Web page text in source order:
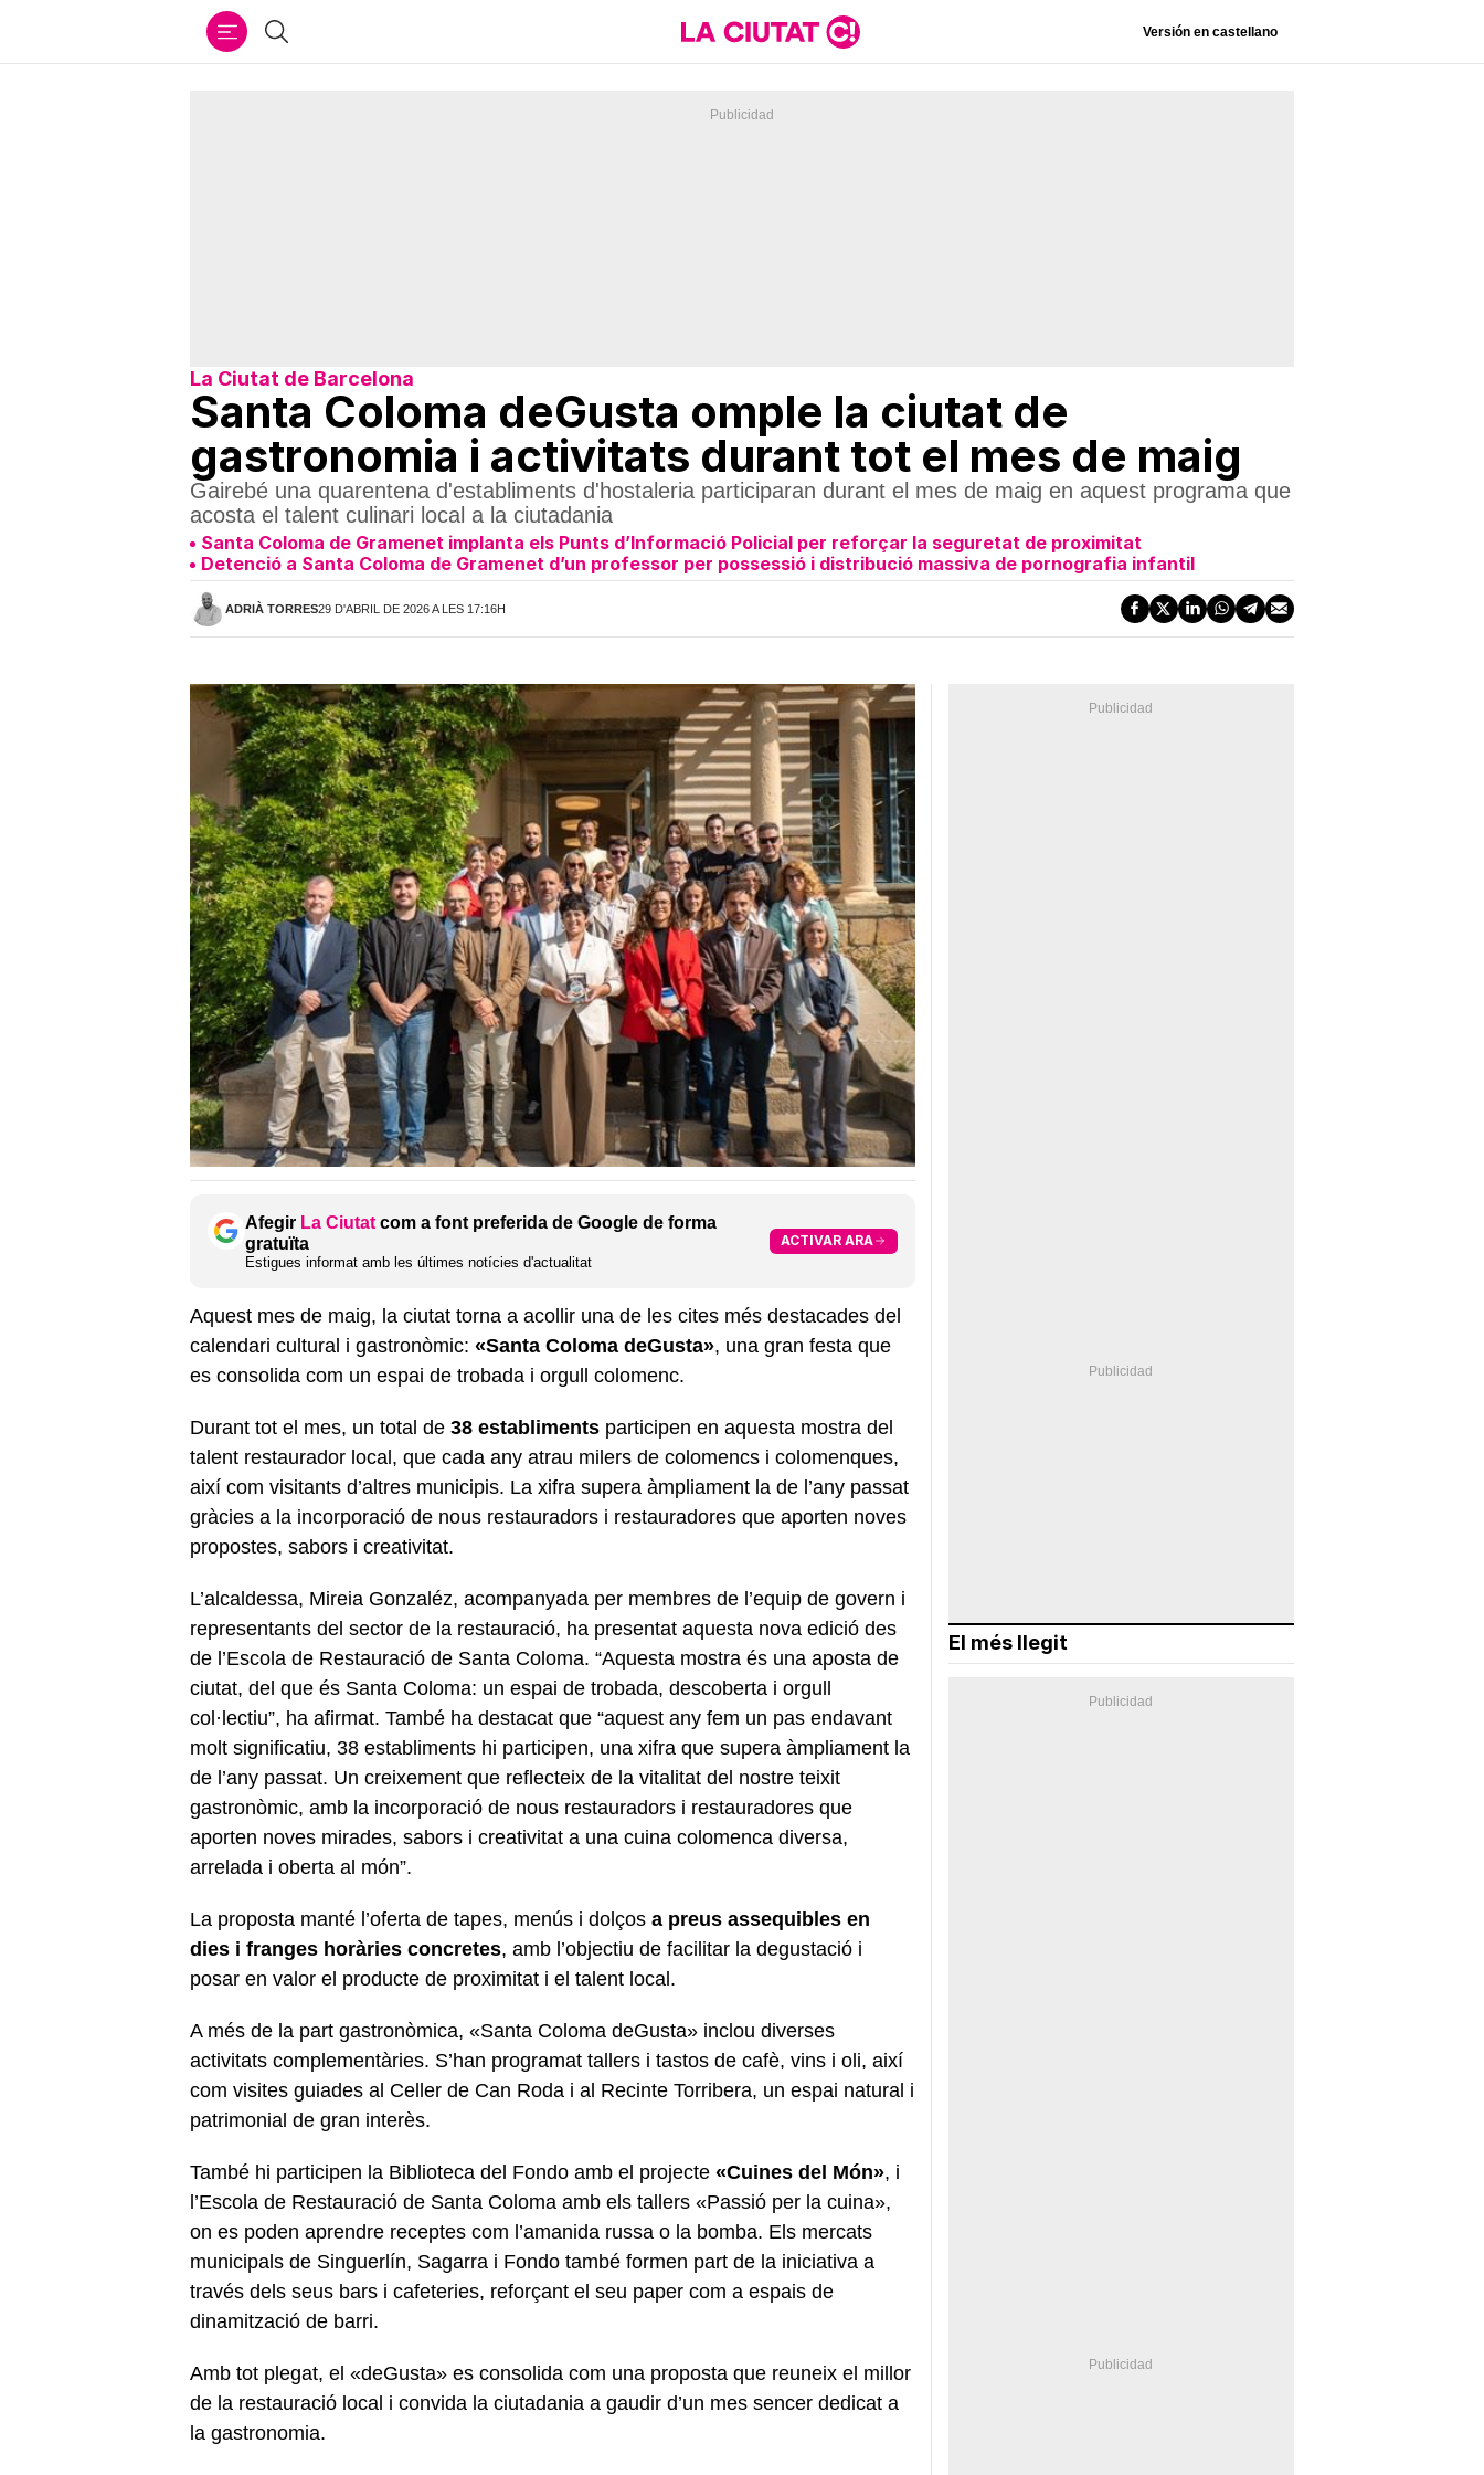
Cercar Versión en castellano
La Ciutat de Barcelona
Santa Coloma deGusta omple la ciutat de
gastronomia i activitats durant tot el mes de maig
Gairebé una quarentena d'establiments d'hostaleria participaran durant el mes de maig en aquest programa que
acosta el talent culinari local a la ciutadania
Santa Coloma de Gramenet implanta els Punts d’Informació Policial per reforçar la seguretat de proximitat
Detenció a Santa Coloma de Gramenet d’un professor per possessió i distribució massiva de pornografia infantil
ADRIÀ TORRES29 D'ABRIL DE 2026 A LES 17:16H
Afegir La Ciutat com a font preferida de Google de forma
gratuïta
Estigues informat amb les últimes notícies d'actualitat
ACTIVAR ARA
Aquest mes de maig, la ciutat torna a acollir una de les cites més destacades del
calendari cultural i gastronòmic: «Santa Coloma deGusta», una gran festa que
es consolida com un espai de trobada i orgull colomenc.
Durant tot el mes, un total de 38 establiments participen en aquesta mostra del
talent restaurador local, que cada any atrau milers de colomencs i colomenques,
així com visitants d’altres municipis. La xifra supera àmpliament la de l’any passat
gràcies a la incorporació de nous restauradors i restauradores que aporten noves
propostes, sabors i creativitat.
L’alcaldessa, Mireia Gonzaléz, acompanyada per membres de l’equip de govern i
representants del sector de la restauració, ha presentat aquesta nova edició des
de l’Escola de Restauració de Santa Coloma. “Aquesta mostra és una aposta de
ciutat, del que és Santa Coloma: un espai de trobada, descoberta i orgull
col·lectiu”, ha afirmat. També ha destacat que “aquest any fem un pas endavant
molt significatiu, 38 establiments hi participen, una xifra que supera àmpliament la
de l’any passat. Un creixement que reflecteix de la vitalitat del nostre teixit
gastronòmic, amb la incorporació de nous restauradors i restauradores que
aporten noves mirades, sabors i creativitat a una cuina colomenca diversa,
arrelada i oberta al món”.
La proposta manté l’oferta de tapes, menús i dolços a preus assequibles en
dies i franges horàries concretes, amb l’objectiu de facilitar la degustació i
posar en valor el producte de proximitat i el talent local.
A més de la part gastronòmica, «Santa Coloma deGusta» inclou diverses
activitats complementàries. S’han programat tallers i tastos de cafè, vins i oli, així
com visites guiades al Celler de Can Roda i al Recinte Torribera, un espai natural i
patrimonial de gran interès.
També hi participen la Biblioteca del Fondo amb el projecte «Cuines del Món», i
l’Escola de Restauració de Santa Coloma amb els tallers «Passió per la cuina»,
on es poden aprendre receptes com l’amanida russa o la bomba. Els mercats
municipals de Singuerlín, Sagarra i Fondo també formen part de la iniciativa a
través dels seus bars i cafeteries, reforçant el seu paper com a espais de
dinamització de barri.
Amb tot plegat, el «deGusta» es consolida com una proposta que reuneix el millor
de la restauració local i convida la ciutadania a gaudir d’un mes sencer dedicat a
la gastronomia.
El més llegit